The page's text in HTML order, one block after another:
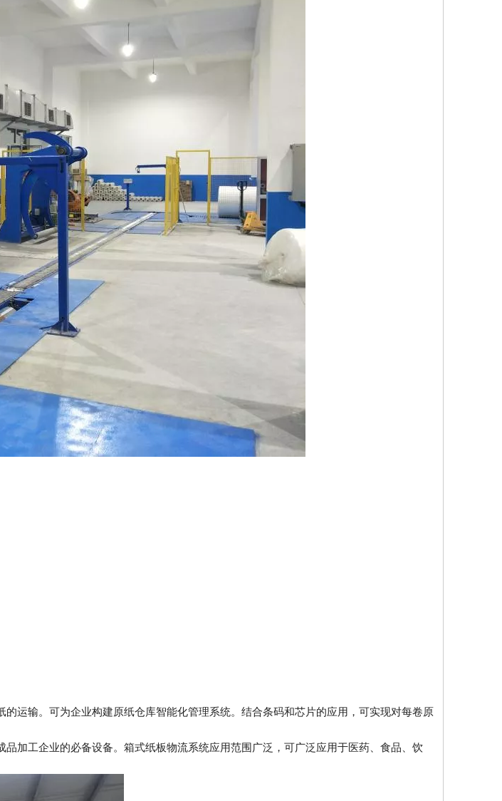
运输。可为企业构建原纸仓库智能化管理系统。结合条码和芯片的应用，可实现对每卷原
加工企业的必备设备。箱式纸板物流系统应用范围广泛，可广泛应用于医药、食品、饮